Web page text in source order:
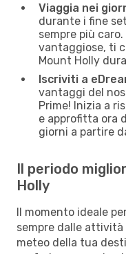
Viaggia nei
durante i fine
sempre più
vantaggiose, ti
Mount Holly
Iscriviti a
vantaggi del
Prime! Inizia a
e approfitta ora
giorni a partire
Il periodo
Holly
Il momento ideale
sempre dalle attività
meteo della tua